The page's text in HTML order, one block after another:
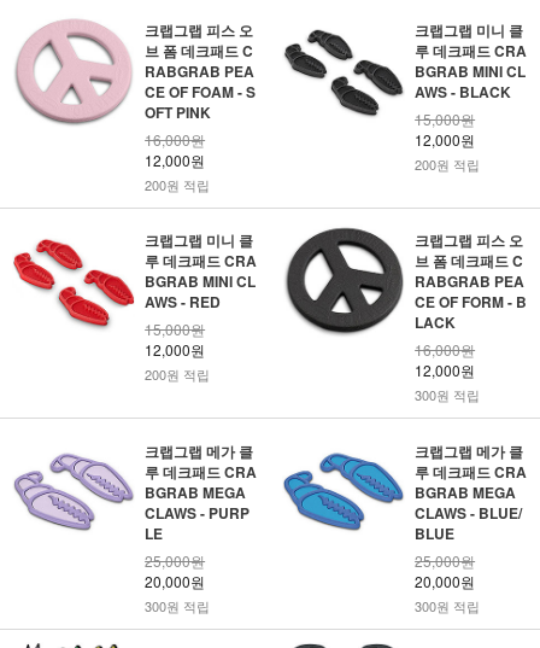
크랩그랩 피스 오
브 폼 데크패드 C
RABGRAB PEA
CE OF FOAM - S
OFT PINK
16,000원
12,000원
200원 적립
크랩그랩 미니 클
루 데크패드 CRA
BGRAB MINI CL
AWS - BLACK
15,000원
12,000원
200원 적립
크랩그랩 미니 클
루 데크패드 CRA
BGRAB MINI CL
AWS - RED
15,000원
12,000원
200원 적립
크랩그랩 피스 오
브 폼 데크패드 C
RABGRAB PEA
CE OF FORM - B
LACK
16,000원
12,000원
300원 적립
크랩그랩 메가 클
루 데크패드 CRA
BGRAB MEGA
CLAWS - PURP
LE
25,000원
20,000원
300원 적립
크랩그랩 메가 클
루 데크패드 CRA
BGRAB MEGA
CLAWS - BLUE/
BLUE
25,000원
20,000원
300원 적립